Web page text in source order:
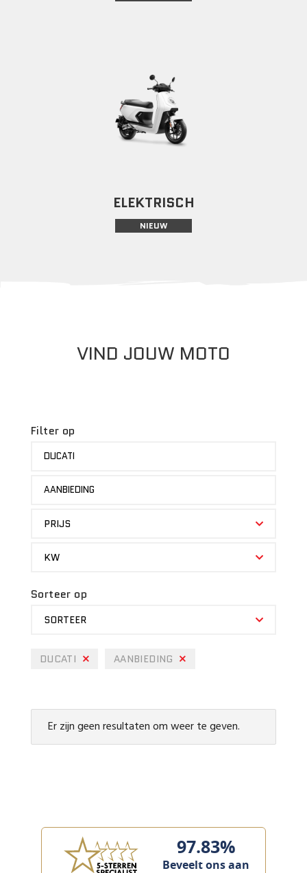
ELEKTRISCH
NIEUW
VIND JOUW MOTO
Filter op
DUCATI
AANBIEDING
PRIJS
KW
Sorteer op
SORTEER
DUCATI AANBIEDING
Er zijn geen resultaten om weer te geven.
97.83%
Beveelt ons aan